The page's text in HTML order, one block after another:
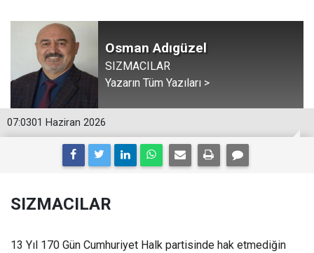
Osman Adıgüzel
SIZMACILAR
Yazarın Tüm Yazıları >
07:0301 Haziran 2026
SIZMACILAR
13 Yıl 170 Gün Cumhuriyet Halk partisinde hak etmediğin